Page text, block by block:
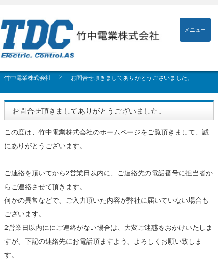
メニュー
竹中電業株式会社 お問合せ頂きましてありがとうございました。
お問合せ頂きましてありがとうございました。
この度は、竹中電業株式会社のホームページをご覧頂きまして、誠
にありがとうございます。
ご連絡を頂いてから2営業日以内に、ご連絡先の電話番号に担当者か
らご連絡させて頂きます。
何かの異常などで、ご入力頂いた内容が弊社に届いていない場合も
ございます。
2営業日以内ににご連絡がない場合は、大変ご迷惑をおかけいたしま
すが、下記の連絡先にお電話頂ますよう、よろしくお願い致しま
す。